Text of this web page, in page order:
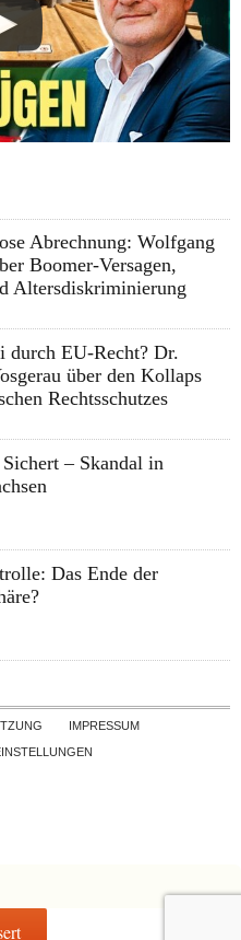
Abrechnung: Wolfgang
Boomer-Versagen,
Altersdiskriminierung
durch EU-Recht? Dr.
über den Kollaps
Rechtsschutzes
– Skandal in
Das Ende der
to contentIMPRESSUM